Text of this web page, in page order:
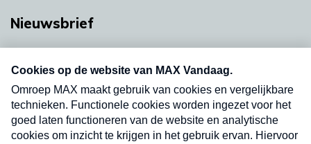
Nieuwsbrief
nieuwsbrief. Elke vrijdag- en dinsdagochtend in
uw mailbox.
Verzend